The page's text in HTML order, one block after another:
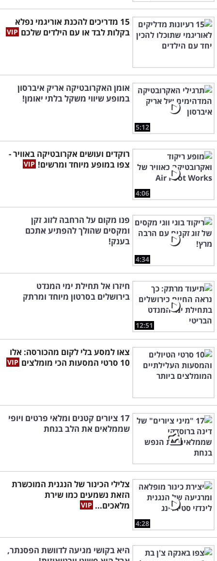
15 מדריכים להכנת אוריגמי נפלא
בקלות לבד או עם הילדים שלכם
5:12
אומן האקרובטיקה אריק איברסון
במופע שיווי משקל בלתי יאומן!
4:06
רוקדים ועושים אקרובטיקה באוויר -
צפו במופע מיוחד ומרשים!
4:34
פנו מקום על הרחבה לזוג זקן
ומקסים שהולך להפתיע אתכם
בענק!
12:51
חיזרו אל תחילת ימי המנדט
בירושלים בסרטון מיוחד ומרתק
צאו למסע בלי לקום מהכורסה: אלו
10 סרטי המסעות הכי מומלצים
17 ציורים קטנים ומלאי פרטים ויופי
שממלאים את הלב בנחת
4:28
צלילי הכינור של הנגנית המוכשרת
הזאת נשמעים כמו שירת
מלאכים...
היא בקושי מגיעה לדוושת הפסנתר,